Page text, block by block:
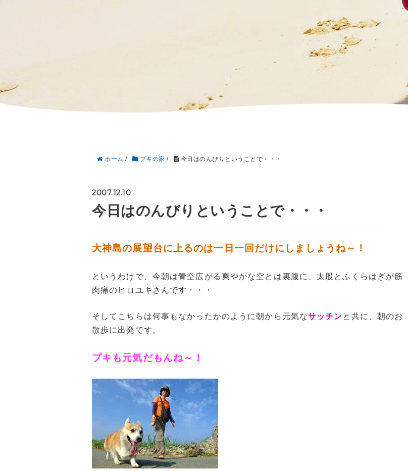
ホーム / プキの家 / 今日はのんびりということで・・・
2007.12.10
今日はのんびりということで・・・
大神島の展望台に上るのは一日一回だけにしましょうね～！
というわけで、今朝は青空広がる爽やかな空とは裏腹に、太股とふくらはぎが筋
肉痛のヒロユキさんです・・・
そしてこちらは何事もなかったかのように朝から元気なサッチンと共に、朝のお
散歩に出発です。
プキも元気だもんね～！